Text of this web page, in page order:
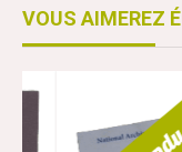
VOUS AIMEREZ